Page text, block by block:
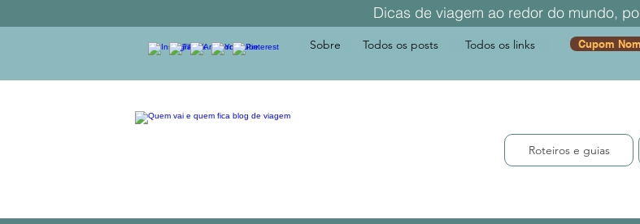
Dicas de viagem ao redor do mundo,
Sobre Todos os posts Todos os links Cupom
Roteiros e guias